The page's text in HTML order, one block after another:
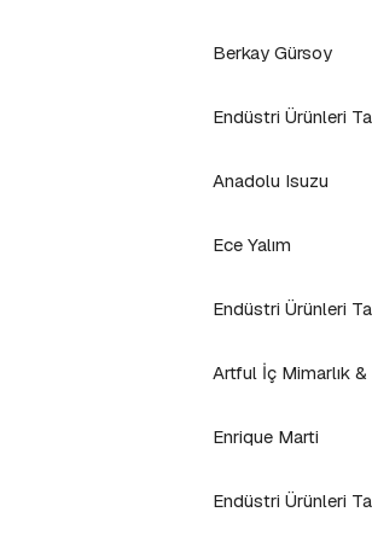
Berkay Gürsoy
Endüstri Ürünleri
Anadolu Isuzu
Ece Yalım
Endüstri Ürünleri
Artful İç Mimarlık
Enrique Marti
Endüstri Ürünleri